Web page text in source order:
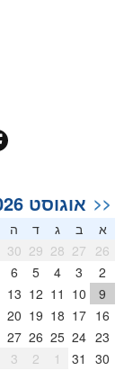
<< אוגוסט 2026
א ב ג ד ה
26
27
28
29
30
2
3
4
5
6
9
10
11
12
13
16
17
18
19
20
23
24
25
26
27
30
31
2
3